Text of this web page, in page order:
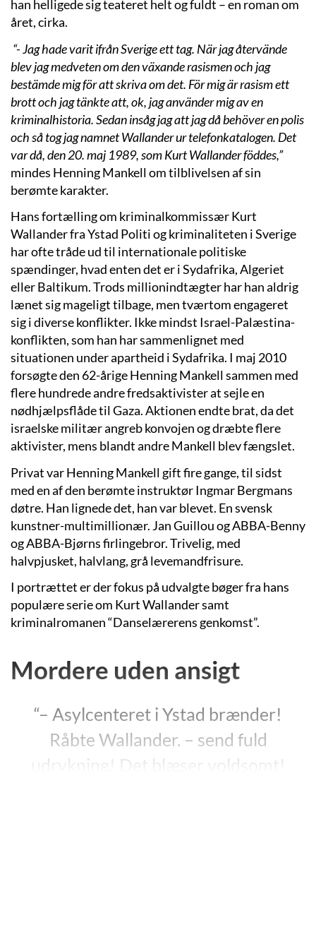
han helligede sig teateret helt og fuldt – en roman om
året, cirka.
“- Jag hade varit ifrån Sverige ett tag. När jag återvände
blev jag medveten om den växande rasismen och jag
bestämde mig för att skriva om det. För mig är rasism ett
brott och jag tänkte att, ok, jag använder mig av en
kriminalhistoria. Sedan insåg jag att jag då behöver en polis
och så tog jag namnet Wallander ur telefonkatalogen. Det
var då, den 20. maj 1989, som Kurt Wallander föddes,”
mindes Henning Mankell om tilblivelsen af sin
berømte karakter.
Hans fortælling om kriminalkommissær Kurt
Wallander fra Ystad Politi og kriminaliteten i Sverige
har ofte tråde ud til internationale politiske
spændinger, hvad enten det er i Sydafrika, Algeriet
eller Baltikum. Trods millionindtægter har han aldrig
lænet sig mageligt tilbage, men tværtom engageret
sig i diverse konflikter. Ikke mindst Israel-Palæstina-
konflikten, som han har sammenlignet med
situationen under apartheid i Sydafrika. I maj 2010
forsøgte den 62-årige Henning Mankell sammen med
flere hundrede andre fredsaktivister at sejle en
nødhjælpsflåde til Gaza. Aktionen endte brat, da det
israelske militær angreb konvojen og dræbte flere
aktivister, mens blandt andre Mankell blev fængslet.
Privat var Henning Mankell gift fire gange, til sidst
med en af den berømte instruktør Ingmar Bergmans
døtre. Han lignede det, han var blevet. En svensk
kunstner-multimillionær. Jan Guillou og ABBA-Benny
og ABBA-Bjørns firlingebror. Trivelig, med
halvpjusket, halvlang, grå levemandfrisure.
I portrættet er der fokus på udvalgte bøger fra hans
populære serie om Kurt Wallander samt
kriminalromanen “Danselærerens genkomst”.
Mordere uden ansigt
“– Asylcenteret i Ystad brænder!
Råbte Wallander. – send fuld
udrykning! Det blæser voldsomt!